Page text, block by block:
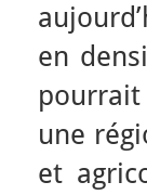
en
une
et